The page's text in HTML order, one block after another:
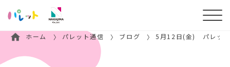
ホーム パレット通信 ブログ 5月12日(金) パレッ